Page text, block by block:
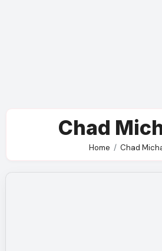
Chad
Home Chad